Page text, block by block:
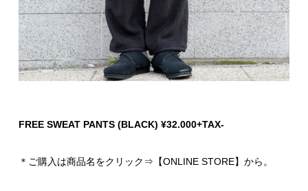
FREE SWEAT PANTS (BLACK) ¥32.000+TAX-
＊ご購入は商品名をクリック⇒【ONLINE STORE】から。